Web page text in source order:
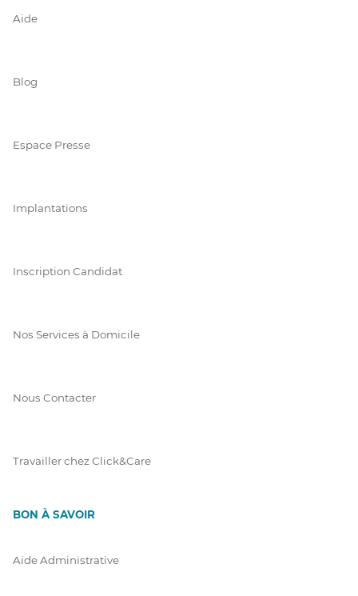
Aide
Blog
Espace Presse
Implantations
Inscription Candidat
Nos Services à Domicile
Nous Contacter
Travailler chez Click&Care
BON À SAVOIR
Aide Administrative